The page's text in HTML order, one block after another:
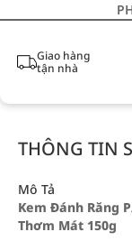
Giao hàng
tận nhà
THÔNG TIN
Mô Tả
Kem Đánh Răng
Thơm Mát 150g